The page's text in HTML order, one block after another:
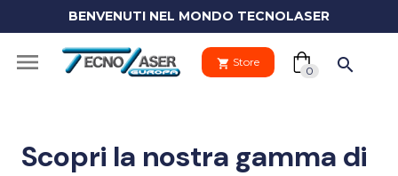
BENVENUTI NEL MONDO TECNOLASER
shopping_cart Store
0 search
shopping_cart
Scopri la nostra gamma di